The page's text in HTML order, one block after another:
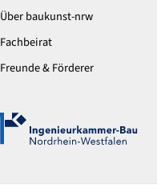
Über baukunst-nrw
Fachbeirat
Freunde & Förderer